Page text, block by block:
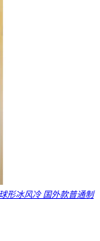
形冰风冷 国外款普通制